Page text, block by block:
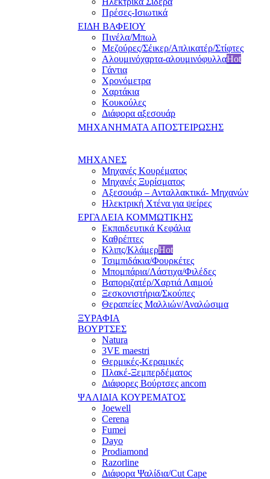
Πρέσες-Ισιωτικά
ΕΙΔΗ ΒΑΦΕΙΟΥ
Πινέλα/Μπωλ
Μεζούρες/Σέικερ/Απλικατέρ/Στίφτες
Αλουμινόχαρτα-αλουμινόφυλλαHot
Γάντια
Χρονόμετρα
Χαρτάκια
Κουκούλες
Διάφορα αξεσουάρ
ΜΗΧΑΝΗΜΑΤΑ ΑΠΟΣΤΕΙΡΩΣΗΣ
ΜΗΧΑΝΕΣ
Μηχανές Κουρέματος
Μηχανές Ξυρίσματος
Αξεσουάρ – Ανταλλακτικά- Μηχανών
Ηλεκτρική Χτένα για ψείρες
ΕΡΓΑΛΕΙΑ ΚΟΜΜΩΤΙΚΗΣ
Εκπαιδευτικά Κεφάλια
Καθρέπτες
Κλιπς/ΚλάμερHot
Τσιμπιδάκια/Φουρκέτες
Μπομπάρια/Λάστιχα/Φιλέδες
Βαποριζατέρ/Χαρτιά Λαιμού
Ξεσκονιστήρια/Σκούπες
Θεραπείες Μαλλιών/Αναλώσιμα
ΞΥΡΑΦΙΑ
ΒΟΥΡΤΣΕΣ
Natura
3VE maestri
Θερμικές-Κεραμικές
Πλακέ-Ξεμπερδέματος
Διάφορες Βούρτσες ancom
ΨΑΛΙΔΙΑ ΚΟΥΡΕΜΑΤΟΣ
Joewell
Cerena
Fumei
Dayo
Prodiamond
Razorline
Διάφορα Ψαλίδια/Cut Cape